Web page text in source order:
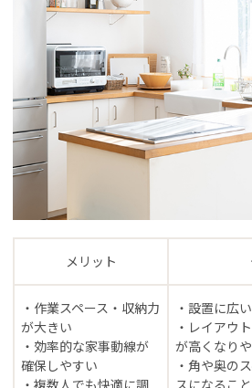
メリット
・作業スペース・収納力
が大きい
・効率的な家事動線が
確保しやすい
・設置に広
・レイアウ
が高くなり
・角や奥の